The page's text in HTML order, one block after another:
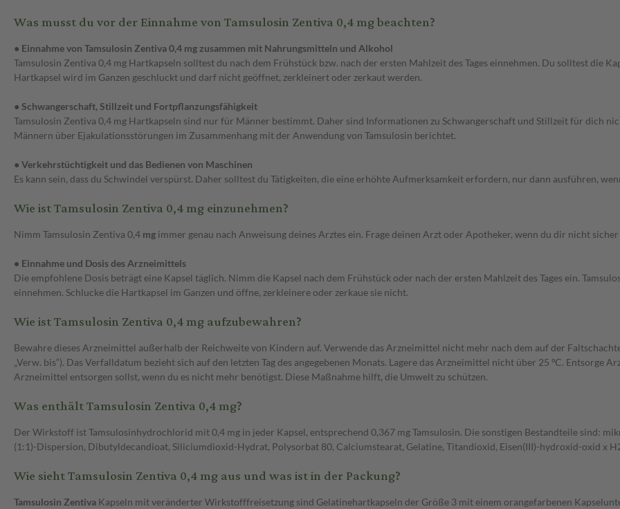
Was musst du vor der Einnahme von Tamsulosin Zentiva 0,4 mg beachten?
● Einnahme von Tamsulosin Zentiva 0,4 mg zusammen mit Nahrungsmitteln und Alkohol
Tamsulosin Zentiva 0,4 mg Hartkapseln solltest du nach dem Frühstück bzw. nach der ersten Mahlzeit des Tages einnehmen. Du solltest die
Hartkapsel wird im Ganzen geschluckt und darf nicht geöffnet, zerkleinert oder zerkaut werden.
● Schwangerschaft, Stillzeit und Fortpflanzungsfähigkeit
Tamsulosin Zentiva 0,4 mg Hartkapseln sind nur für Männer bestimmt. Daher sind Informationen zu Schwangerschaft und Stillzeit für dich
Männern über Ejakulationsstörungen im Zusammenhang mit der Anwendung von Tamsulosin berichtet.
● Verkehrstüchtigkeit und das Bedienen von Maschinen
Es kann sein, dass du Schwindel verspürst. Daher solltest du Tätigkeiten, die eine erhöhte Aufmerksamkeit erfordern, nur dann ausführen,
Wie ist Tamsulosin Zentiva 0,4 mg einzunehmen?
Nimm Tamsulosin Zentiva 0,4 mg immer genau nach Anweisung deines Arztes ein. Frage deinen Arzt oder Apotheker, wenn du dir nicht sicher
• Einnahme und Dosis des Arzneimittels
Die empfohlene Dosis beträgt eine Kapsel täglich. Nimm die Kapsel nach dem Frühstück oder nach der ersten Mahlzeit des Tages ein.
einnehmen. Schlucke die Hartkapsel im Ganzen und öffne, zerkleinere oder zerkaue sie nicht.
Wie ist Tamsulosin Zentiva 0,4 mg aufzubewahren?
Bewahre dieses Arzneimittel außerhalb der Reichweite von Kindern auf. Verwende das Arzneimittel nicht mehr nach dem auf der
„Verw. bis“). Das Verfalldatum bezieht sich auf den letzten Tag des angegebenen Monats. Lagere das Arzneimittel nicht über 25 ºC. Entsorge
Arzneimittel entsorgen sollst, wenn du es nicht mehr benötigst. Diese Maßnahme hilft, die Umwelt zu schützen.
Was enthält Tamsulosin Zentiva 0,4 mg?
Der Wirkstoff ist Tamsulosinhydrochlorid mit 0,4 mg in jeder Kapsel, entsprechend 0,367 mg Tamsulosin. Die sonstigen Bestandteile sind:
(1:1)-Dispersion, Dibutyldecandioat, Siliciumdioxid-Hydrat, Polysorbat 80, Calciumstearat, Gelatine, Titandioxid, Eisen(III)-hydroxid-oxid x
Wie sieht Tamsulosin Zentiva 0,4 mg aus und was ist in der Packung?
Tamsulosin Zentiva Kapseln mit veränderter Wirkstofffreisetzung sind Gelatinehartkapseln der Größe 3 mit einem orangefarbenen